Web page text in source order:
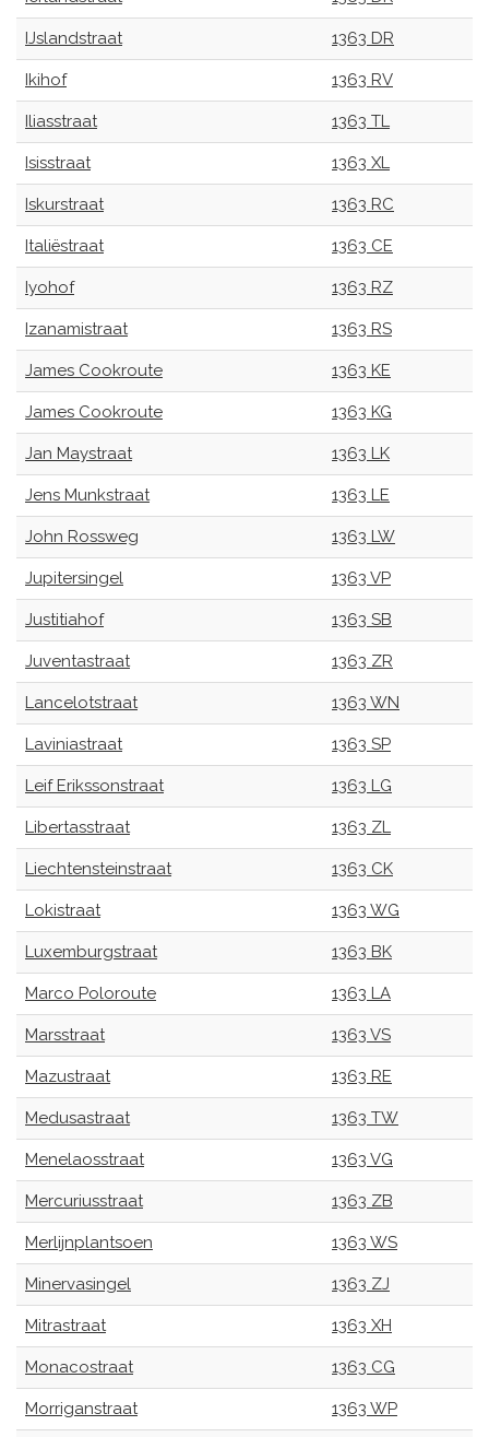
IJslandstraat 1363 DR
Ikihof 1363 RV
Iliasstraat 1363 TL
Isisstraat 1363 XL
Iskurstraat 1363 RC
Italiëstraat 1363 CE
Iyohof 1363 RZ
Izanamistraat 1363 RS
James Cookroute 1363 KE
James Cookroute 1363 KG
Jan Maystraat 1363 LK
Jens Munkstraat 1363 LE
John Rossweg 1363 LW
Jupitersingel 1363 VP
Justitiahof 1363 SB
Juventastraat 1363 ZR
Lancelotstraat 1363 WN
Laviniastraat 1363 SP
Leif Erikssonstraat 1363 LG
Libertasstraat 1363 ZL
Liechtensteinstraat 1363 CK
Lokistraat 1363 WG
Luxemburgstraat 1363 BK
Marco Poloroute 1363 LA
Marsstraat 1363 VS
Mazustraat 1363 RE
Medusastraat 1363 TW
Menelaosstraat 1363 VG
Mercuriusstraat 1363 ZB
Merlijnplantsoen 1363 WS
Minervasingel 1363 ZJ
Mitrastraat 1363 XH
Monacostraat 1363 CG
Morriganstraat 1363 WP